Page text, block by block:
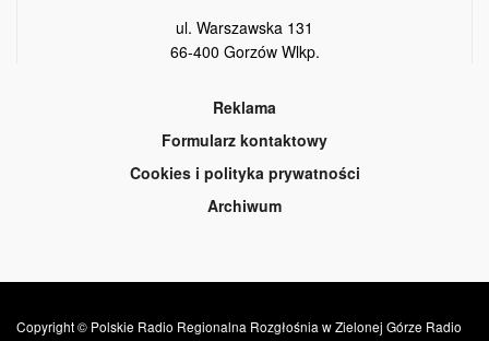
ul. Warszawska 131
66-400 Gorzów Wlkp.
Reklama
Formularz kontaktowy
Cookies i polityka prywatności
Archiwum
Copyright © Polskie Radio Regionalna Rozgłośnia w Zielonej Górze Radio